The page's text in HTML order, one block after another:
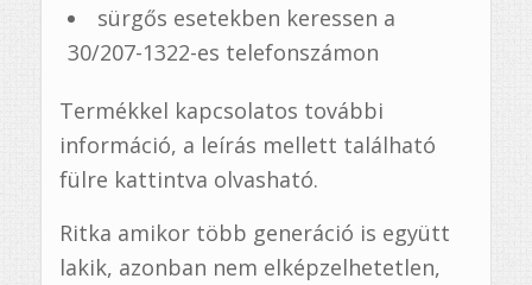
sürgős esetekben keressen a
30/207-1322-es telefonszámon
Termékkel kapcsolatos további
információ, a leírás mellett található
fülre kattintva olvasható.
Ritka amikor több generáció is együtt
lakik, azonban nem elképzelhetetlen,